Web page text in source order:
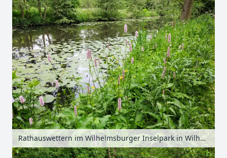
Rathauswettern im Wilhelmsburger Inselpark in Wilhelmsburg, Hamburg, Deutschland